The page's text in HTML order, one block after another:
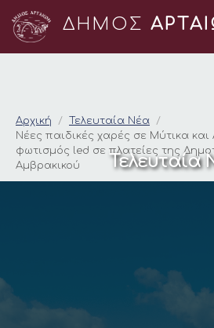
ΔΗΜΟΣ
Νέες
Αρχική
Τελευταία Νέα
Νέες παιδικές χαρές σε Μύτικα και
φωτισμός led σε πλατείες της
Αμβρακικού
Τελευταία